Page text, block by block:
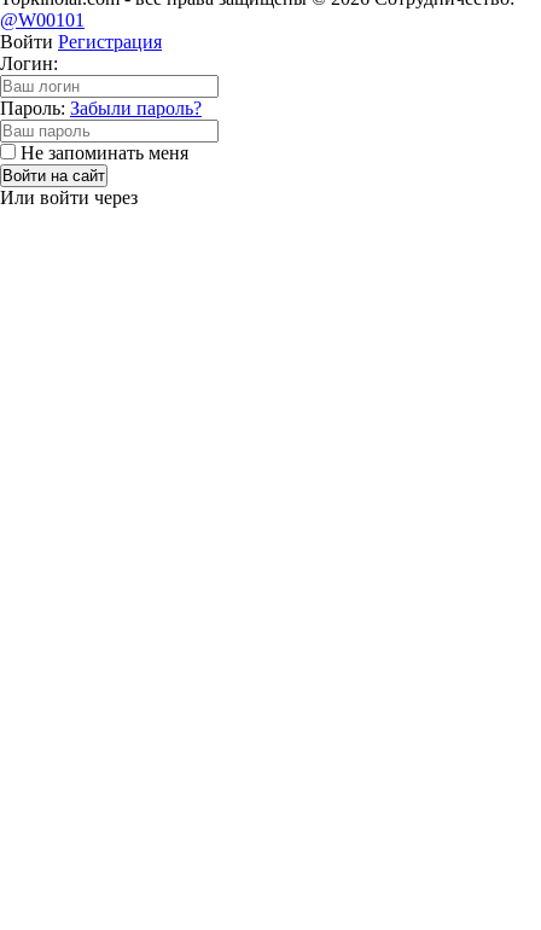
@W00101
Войти Регистрация
Логин:
Пароль: Забыли пароль?
Не запоминать меня
Войти на сайт
Или войти через